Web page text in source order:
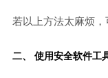
若以上方法太麻烦，
二、 使用安全软件工